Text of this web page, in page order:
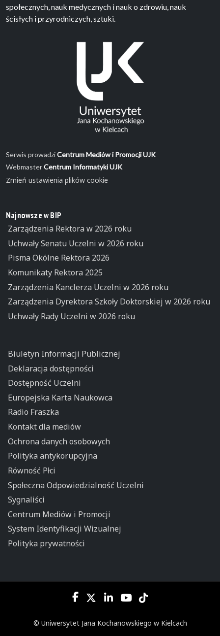
społecznych, nauk medycznych i nauk o zdrowiu, nauk
ścisłych i przyrodniczych, sztuki.
Serwis prowadziCentrum Mediów i Promocji UJK
WebmasterCentrum Informatyki UJK
Zmień ustawienia plików cookie
Najnowsze w BIP
Zarządzenia Rektora w 2026 roku
Uchwały Senatu Uczelni w 2026 roku
Pisma Okólne Rektora 2026
Komunikaty Rektora 2025
Zarządzenia Kanclerza Uczelni w 2026 roku
Zarządzenia Dyrektora Szkoły Doktorskiej w 2026 roku
Uchwały Rady Uczelni w 2026 roku
Biuletyn Informacji Publicznej
Deklaracja dostępności
Dostępność Uczelni
Europejska Karta Naukowca
Radio Fraszka
Kontakt dla mediów
Ochrona danych osobowych
Polityka antykorupcyjna
Równość Płci
Społeczna Odpowiedzialność Uczelni
Sygnaliści
Centrum Mediów i Promocji
System Identyfikacji Wizualnej
Polityka prywatności
© Uniwersytet Jana Kochanowskiego w Kielcach